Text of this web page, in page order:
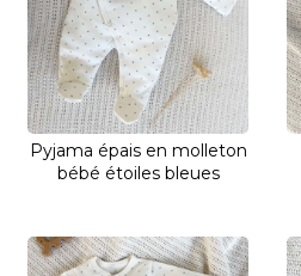
Pyjama épais en molleton
bébé étoiles bleues